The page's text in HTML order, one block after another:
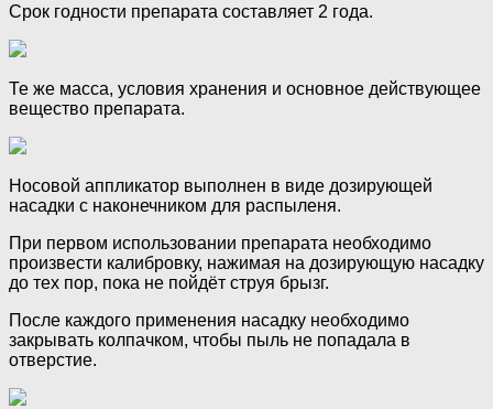
Срок годности препарата составляет 2 года.
Те же масса, условия хранения и основное действующее
вещество препарата.
Носовой аппликатор выполнен в виде дозирующей
насадки с наконечником для распыленя.
При первом использовании препарата необходимо
произвести калибровку, нажимая на дозирующую насадку
до тех пор, пока не пойдёт струя брызг.
После каждого применения насадку необходимо
закрывать колпачком, чтобы пыль не попадала в
отверстие.